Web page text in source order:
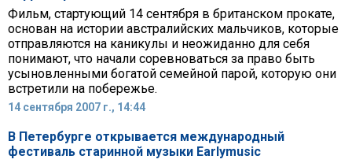
Фильм, стартующий 14 сентября в британском прокате,
основан на истории австралийских мальчиков, которые
отправляются на каникулы и неожиданно для себя
понимают, что начали соревноваться за право быть
усыновленными богатой семейной парой, которую они
встретили на побережье.
14 сентября 2007 г., 14:44
В Петербурге открывается международный
фестиваль старинной музыки Earlymusic